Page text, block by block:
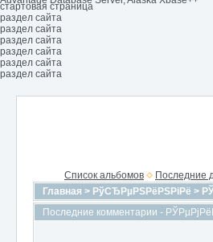
стартовая страница
раздел сайта
раздел сайта
раздел сайта
раздел сайта
раздел сайта
раздел сайта
Список альбомов Последние
Главная > РўСЂРµРЅРёРЅРіРё >
Последние комментарии -